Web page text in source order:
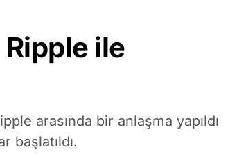
ile
arasında bir anlaşma yapıldı
başlatıldı.